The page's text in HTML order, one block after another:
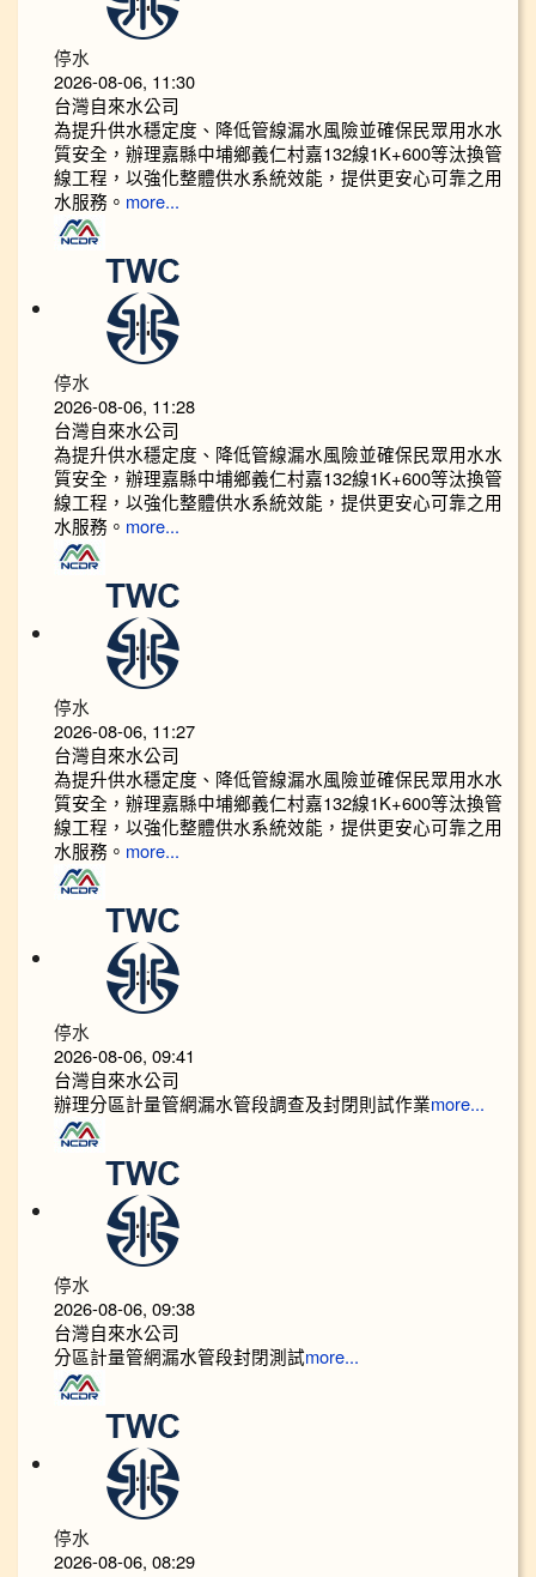
停水
2026-08-06, 11:30
台灣自來水公司
為提升供水穩定度、降低管線漏水風險並確保民眾用水水
質安全，辦理嘉縣中埔鄉義仁村嘉132線1K+600等汰換管
線工程，以強化整體供水系統效能，提供更安心可靠之用
水服務。 more...
停水
2026-08-06, 11:28
台灣自來水公司
為提升供水穩定度、降低管線漏水風險並確保民眾用水水
質安全，辦理嘉縣中埔鄉義仁村嘉132線1K+600等汰換管
線工程，以強化整體供水系統效能，提供更安心可靠之用
水服務。 more...
停水
2026-08-06, 11:27
台灣自來水公司
為提升供水穩定度、降低管線漏水風險並確保民眾用水水
質安全，辦理嘉縣中埔鄉義仁村嘉132線1K+600等汰換管
線工程，以強化整體供水系統效能，提供更安心可靠之用
水服務。 more...
停水
2026-08-06, 09:41
台灣自來水公司
辦理分區計量管網漏水管段調查及封閉則試作業more...
停水
2026-08-06, 09:38
台灣自來水公司
分區計量管網漏水管段封閉測試more...
停水
2026-08-06, 08:29